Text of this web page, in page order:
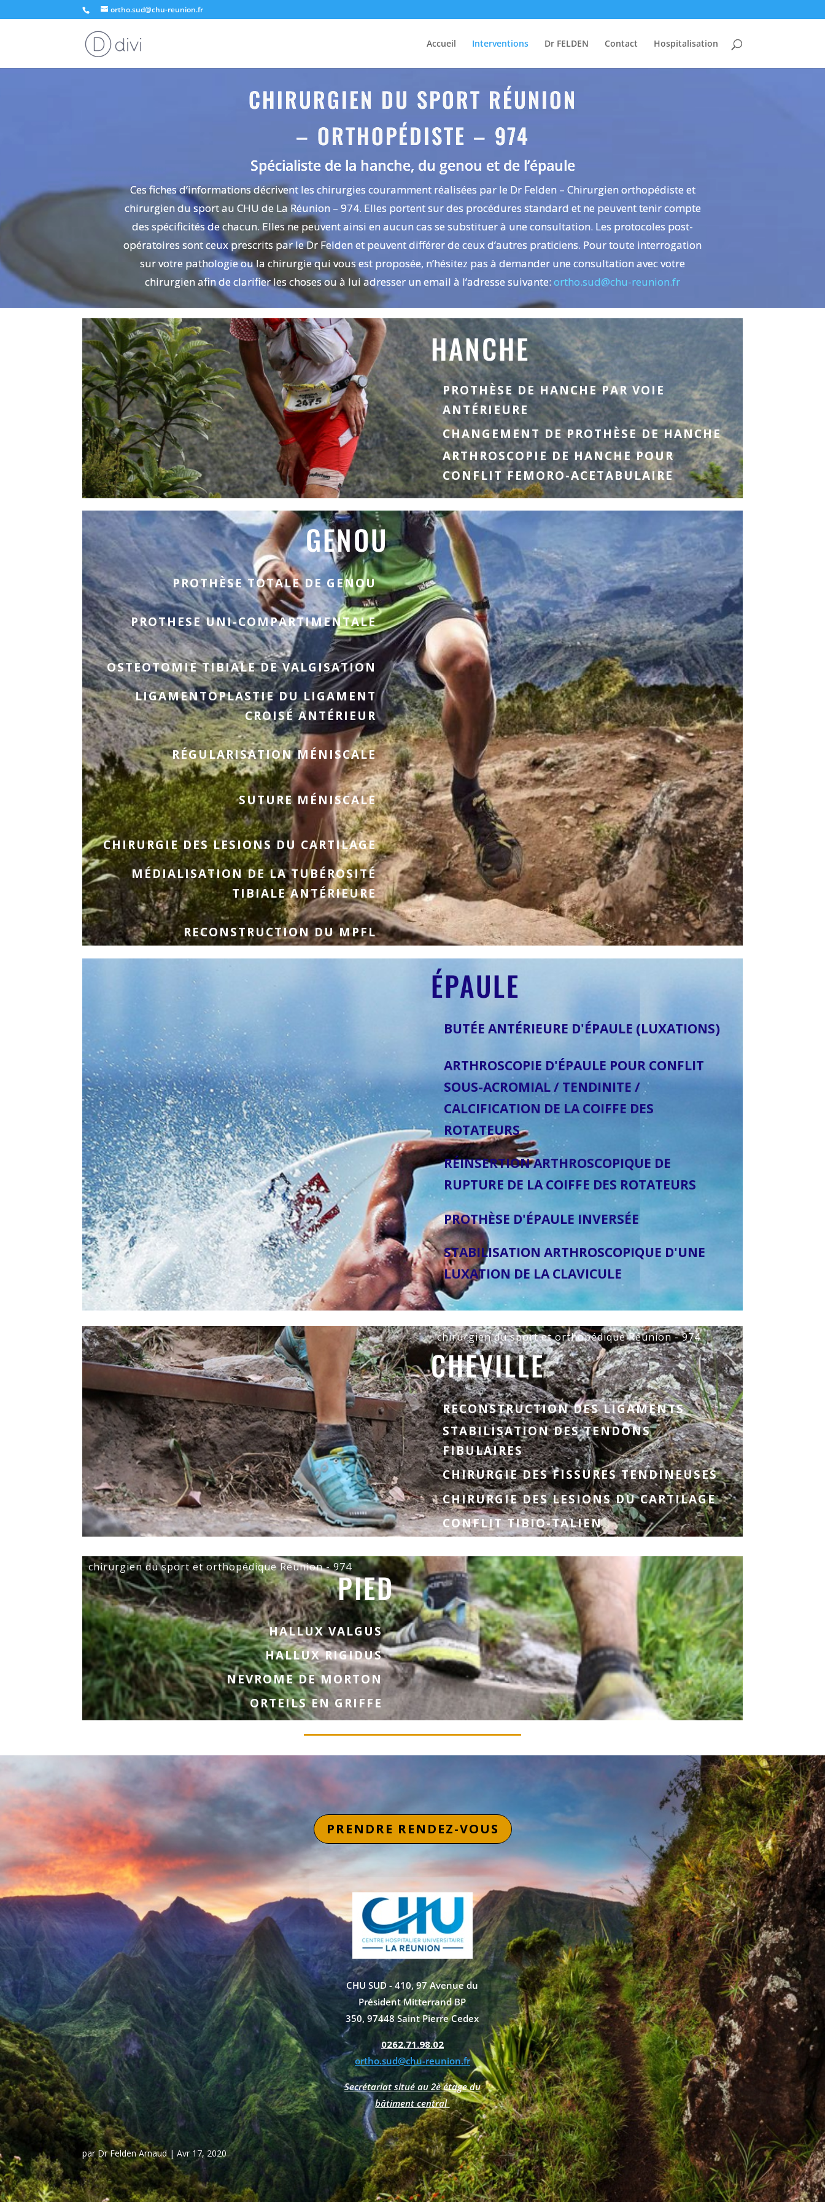
ortho.sud@chu-reunion.fr
Accueil Interventions Dr FELDEN Contact Hospitalisation
CHIRURGIEN DU SPORT RÉUNION
– ORTHOPÉDISTE – 974
Spécialiste de la hanche, du genou et de l’épaule
Ces fiches d’informations décrivent les chirurgies couramment réalisées par le Dr Felden – Chirurgien orthopédiste et
chirurgien du sport au CHU de La Réunion – 974. Elles portent sur des procédures standard et ne peuvent tenir compte
des spécificités de chacun. Elles ne peuvent ainsi en aucun cas se substituer à une consultation. Les protocoles post-
opératoires sont ceux prescrits par le Dr Felden et peuvent différer de ceux d’autres praticiens. Pour toute interrogation
sur votre pathologie ou la chirurgie qui vous est proposée, n’hésitez pas à demander une consultation avec votre
chirurgien afin de clarifier les choses ou à lui adresser un email à l’adresse suivante: ortho.sud@chu-reunion.fr
HANCHE
PROTHÈSE DE HANCHE PAR VOIE
ANTÉRIEURE
CHANGEMENT DE PROTHÈSE DE HANCHE
ARTHROSCOPIE DE HANCHE POUR
CONFLIT FEMORO-ACETABULAIRE
GENOU
PROTHÈSE TOTALE DE GENOU
PROTHESE UNI-COMPARTIMENTALE
OSTEOTOMIE TIBIALE DE VALGISATION
LIGAMENTOPLASTIE DU LIGAMENT
CROISÉ ANTÉRIEUR
RÉGULARISATION MÉNISCALE
SUTURE MÉNISCALE
CHIRURGIE DES LESIONS DU CARTILAGE
MÉDIALISATION DE LA TUBÉROSITÉ
TIBIALE ANTÉRIEURE
RECONSTRUCTION DU MPFL
ÉPAULE
BUTÉE ANTÉRIEURE D'ÉPAULE (LUXATIONS)
ARTHROSCOPIE D'ÉPAULE POUR CONFLIT
SOUS-ACROMIAL / TENDINITE /
CALCIFICATION DE LA COIFFE DES
ROTATEURS
RÉINSERTION ARTHROSCOPIQUE DE
RUPTURE DE LA COIFFE DES ROTATEURS
PROTHÈSE D'ÉPAULE INVERSÉE
STABILISATION ARTHROSCOPIQUE D'UNE
LUXATION DE LA CLAVICULE
chirurgien du sport et orthopédique Réunion - 974
CHEVILLE
RECONSTRUCTION DES LIGAMENTS
STABILISATION DES TENDONS
FIBULAIRES
CHIRURGIE DES FISSURES TENDINEUSES
CHIRURGIE DES LESIONS DU CARTILAGE
CONFLIT TIBIO-TALIEN
chirurgien du sport et orthopédique Réunion - 974PIED
HALLUX VALGUS
HALLUX RIGIDUS
NEVROME DE MORTON
ORTEILS EN GRIFFE
PRENDRE RENDEZ-VOUS
CHU SUD - 410, 97 Avenue du
Président Mitterrand BP
350,97448 Saint Pierre Cedex
0262.71.98.02
ortho.sud@chu-reunion.fr
Secrétariat situé au 2è étage du
bâtiment central
parDr Felden Arnaud |Avr 17, 2020